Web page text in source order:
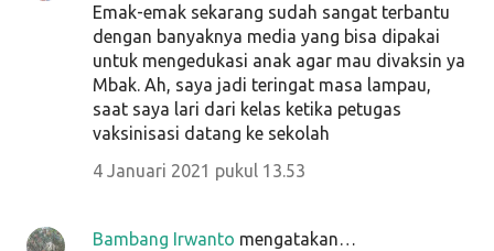
Emak-emak sekarang sudah sangat terbantu
dengan banyaknya media yang bisa dipakai
untuk mengedukasi anak agar mau divaksin ya
Mbak. Ah, saya jadi teringat masa lampau,
saat saya lari dari kelas ketika petugas
vaksinisasi datang ke sekolah
4 Januari 2021 pukul 13.53
Bambang Irwanto mengatakan…